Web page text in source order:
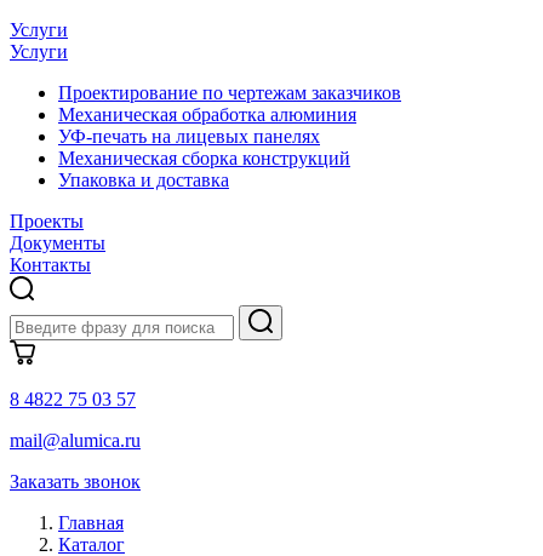
Услуги
Услуги
Проектирование по чертежам заказчиков
Механическая обработка алюминия
УФ-печать на лицевых панелях
Механическая сборка конструкций
Упаковка и доставка
Проекты
Документы
Контакты
8 4822 75 03 57
mail@alumica.ru
Заказать звонок
Главная
Каталог